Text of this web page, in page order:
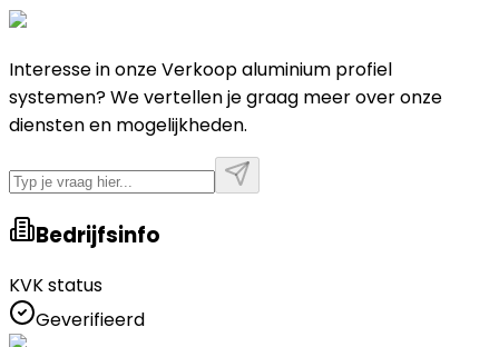
Interesse in onze Verkoop aluminium profiel
systemen? We vertellen je graag meer over onze
diensten en mogelijkheden.
Bedrijfsinfo
KVK status
Geverifieerd